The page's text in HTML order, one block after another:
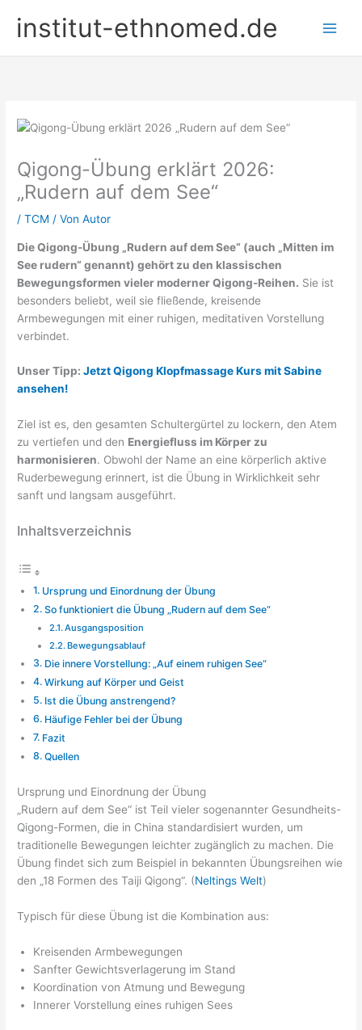
Inhaltinstitut-ethnomed.de
Qigong-Übung erklärt 2026:
„Rudern auf dem See“
/TCM / VonAutor
Die Qigong-Übung „Rudern auf dem See“ (auch „Mitten im
See rudern“ genannt) gehört zu den klassischen
Bewegungsformen vieler moderner Qigong-Reihen. Sie ist
besonders beliebt, weil sie fließende, kreisende
Armbewegungen mit einer ruhigen, meditativen Vorstellung
verbindet.
Unser Tipp:Jetzt Qigong Klopfmassage Kurs mit Sabine
ansehen!
Ziel ist es, den gesamten Schultergürtel zu lockern, den Atem
zu vertiefen und den Energiefluss im Körper zu
harmonisieren. Obwohl der Name an eine körperlich aktive
Ruderbewegung erinnert, ist die Übung in Wirklichkeit sehr
sanft und langsam ausgeführt.
Inhaltsverzeichnis
Ursprung und Einordnung der Übung
So funktioniert die Übung „Rudern auf dem See“
Ausgangsposition
Bewegungsablauf
Die innere Vorstellung: „Auf einem ruhigen See“
Wirkung auf Körper und Geist
Ist die Übung anstrengend?
Häufige Fehler bei der Übung
Fazit
Quellen
Ursprung und Einordnung der Übung
„Rudern auf dem See“ ist Teil vieler sogenannter Gesundheits-
Qigong-Formen, die in China standardisiert wurden, um
traditionelle Bewegungen leichter zugänglich zu machen. Die
Übung findet sich zum Beispiel in bekannten Übungsreihen wie
den „18 Formen des Taiji Qigong“. (Neltings Welt)
Typisch für diese Übung ist die Kombination aus:
Kreisenden Armbewegungen
Sanfter Gewichtsverlagerung im Stand
Koordination von Atmung und Bewegung
Innerer Vorstellung eines ruhigen Sees